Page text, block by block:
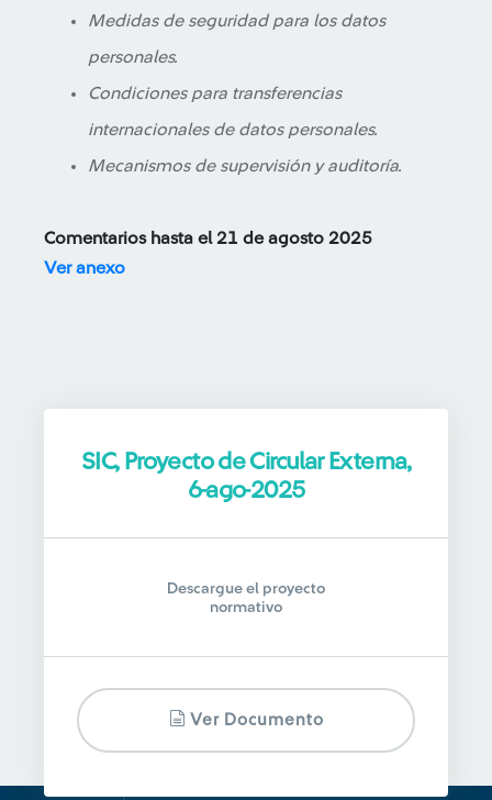
Medidas de seguridad para los datos
personales.
Condiciones para transferencias
internacionales de datos personales.
Mecanismos de supervisión y auditoría.
Comentarios hasta el 21 de agosto 2025
Ver anexo
SIC, Proyecto de Circular Externa,
6-ago-2025
Descargue el proyecto
normativo
Ver Documento